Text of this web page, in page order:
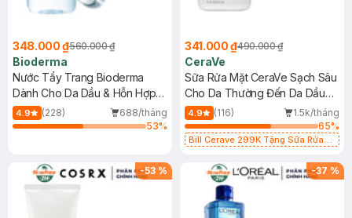
348.000 ₫560.000 ₫
Bioderma
Nước Tẩy Trang Bioderma
Dành Cho Da Dầu & Hỗn Hợp
500ml
4.9 (228)
688/tháng
53%
341.000 ₫490.000 ₫
CeraVe
Sữa Rửa Mặt CeraVe Sạch Sâu
Cho Da Thường Đến Da Dầu
473ml
4.9 (116)
1.5k/tháng
65%
Bill Cerave 299K Tặng Sữa Rửa
-53 % -37 %